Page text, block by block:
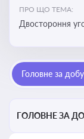
ПРО ЩО ТЕМА:
Двостороння
перспективи
Головне за
ГОЛОВНЕ ЗА